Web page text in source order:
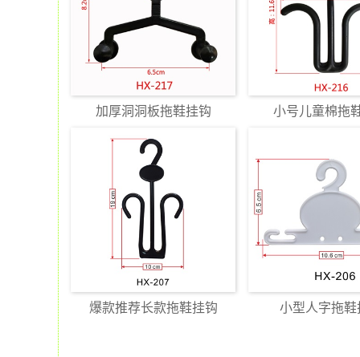
加厚洞洞板拖鞋挂钩 小号儿童棉拖
爆款推荐长款拖鞋挂钩 小型人字拖鞋